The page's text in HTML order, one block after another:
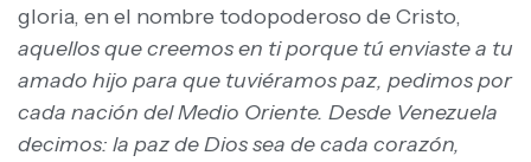
gloria, en el nombre todopoderoso de Cristo,
aquellos que creemos en ti porque tú enviaste a tu
amado hijo para que tuviéramos paz, pedimos por
cada nación del Medio Oriente. Desde Venezuela
decimos: la paz de Dios sea de cada corazón,